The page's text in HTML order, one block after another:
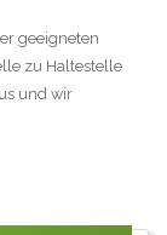
geeigneten
zu Haltestelle
und wir